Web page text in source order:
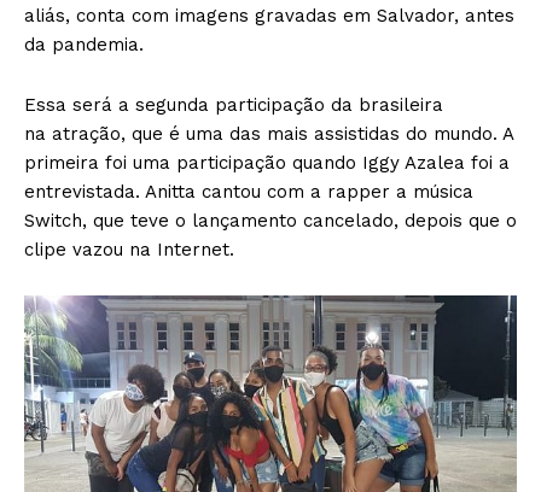
aliás, conta com imagens gravadas em Salvador, antes
da pandemia.
Essa será a segunda participação da brasileira
na atração, que é uma das mais assistidas do mundo. A
primeira foi uma participação quando Iggy Azalea foi a
entrevistada. Anitta cantou com a rapper a música
Switch, que teve o lançamento cancelado, depois que o
clipe vazou na Internet.